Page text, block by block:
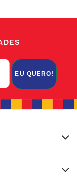
EU QUERO!